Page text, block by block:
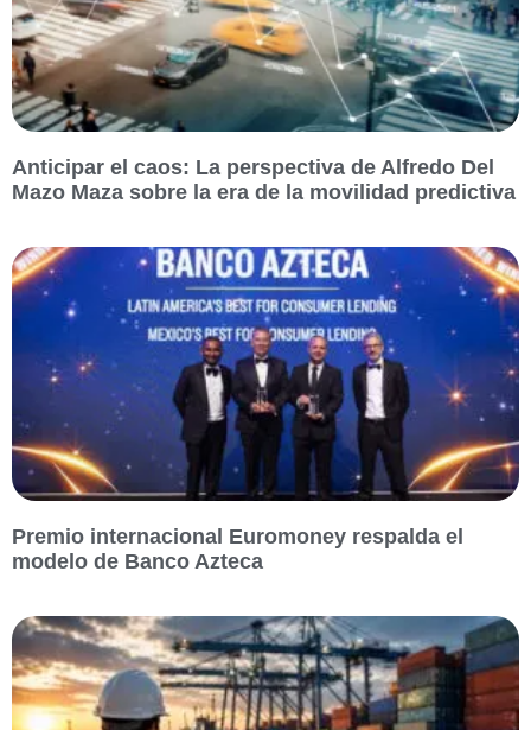
Anticipar el caos: La perspectiva de Alfredo Del
Mazo Maza sobre la era de la movilidad predictiva
Premio internacional Euromoney respalda el
modelo de Banco Azteca